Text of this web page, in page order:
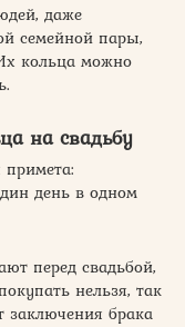
даже
семейной пары,
кольца можно
на свадьбу
день в одном
перед свадьбой,
нельзя, так
заключения брака